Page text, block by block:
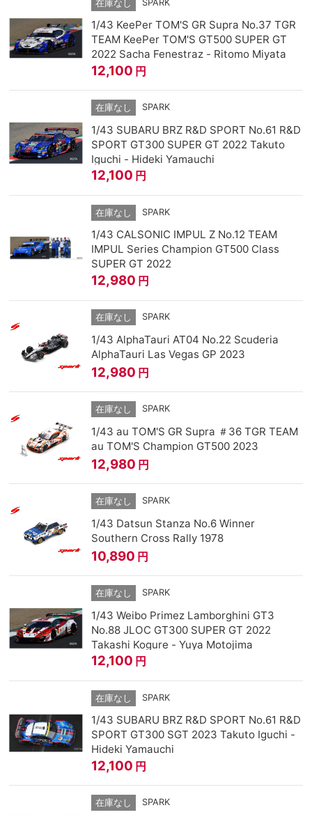
在庫なし SPARK
1/43 KeePer TOM'S GR Supra No.37 TGR
TEAM KeePer TOM'S GT500 SUPER GT
2022 Sacha Fenestraz - Ritomo Miyata
12,100 円
在庫なし SPARK
1/43 SUBARU BRZ R&D SPORT No.61 R&D
SPORT GT300 SUPER GT 2022 Takuto
Iguchi - Hideki Yamauchi
12,100 円
在庫なし SPARK
1/43 CALSONIC IMPUL Z No.12 TEAM
IMPUL Series Champion GT500 Class
SUPER GT 2022
12,980 円
在庫なし SPARK
1/43 AlphaTauri AT04 No.22 Scuderia
AlphaTauri Las Vegas GP 2023
12,980 円
在庫なし SPARK
1/43 au TOM'S GR Supra ＃36 TGR TEAM
au TOM'S Champion GT500 2023
12,980 円
在庫なし SPARK
1/43 Datsun Stanza No.6 Winner
Southern Cross Rally 1978
10,890 円
在庫なし SPARK
1/43 Weibo Primez Lamborghini GT3
No.88 JLOC GT300 SUPER GT 2022
Takashi Kogure - Yuya Motojima
12,100 円
在庫なし SPARK
1/43 SUBARU BRZ R&D SPORT No.61 R&D
SPORT GT300 SGT 2023 Takuto Iguchi -
Hideki Yamauchi
12,100 円
在庫なし SPARK